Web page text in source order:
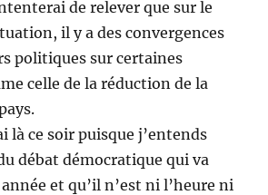
de relever que sur le
il y a des convergences
politiques sur certaines
celle de la réduction de la
là ce soir puisque j’entends
débat démocratique qui va
et qu’il n’est ni l’heure ni